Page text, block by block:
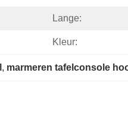
Lange:
Kleur:
, marmeren tafelconsole